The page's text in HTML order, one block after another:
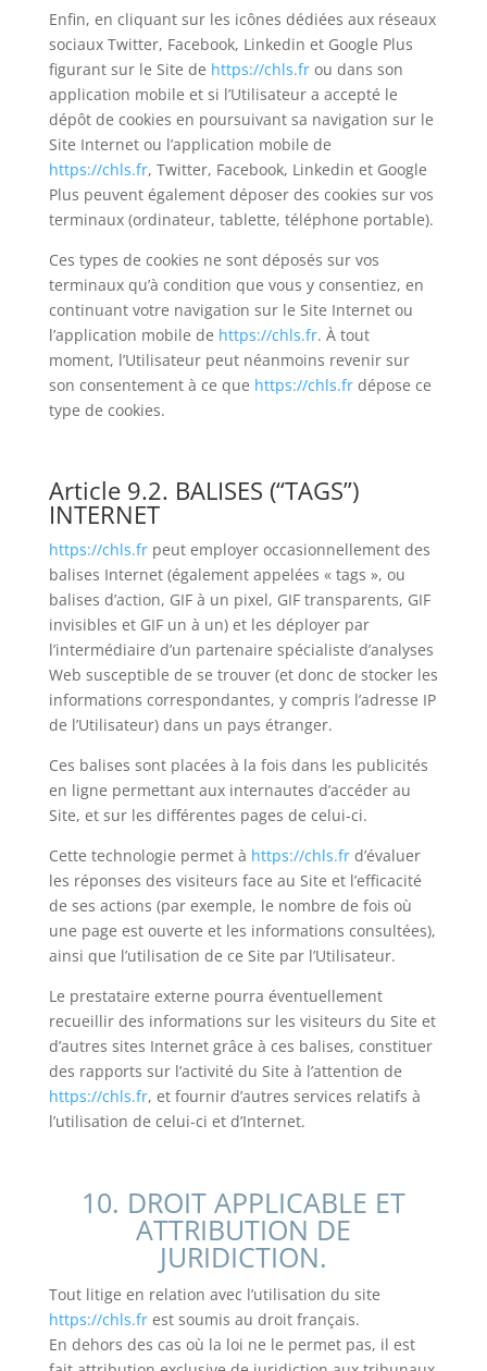
Enfin, en cliquant sur les icônes dédiées aux réseaux
sociaux Twitter, Facebook, Linkedin et Google Plus
figurant sur le Site de https://chls.frou dans son
application mobile et si l’Utilisateur a accepté le
dépôt de cookies en poursuivant sa navigation sur le
Site Internet ou l’application mobile de
https://chls.fr, Twitter, Facebook, Linkedin et Google
Plus peuvent également déposer des cookies sur vos
terminaux (ordinateur, tablette, téléphone portable).
Ces types de cookies ne sont déposés sur vos
terminaux qu’à condition que vous y consentiez, en
continuant votre navigation sur le Site Internet ou
l’application mobile de https://chls.fr. À tout
moment, l’Utilisateur peut néanmoins revenir sur
son consentement à ce que https://chls.frdépose ce
type de cookies.
Article 9.2. BALISES (“TAGS”)
INTERNET
https://chls.frpeut employer occasionnellement des
balises Internet (également appelées « tags », ou
balises d’action, GIF à un pixel, GIF transparents, GIF
invisibles et GIF un à un) et les déployer par
l’intermédiaire d’un partenaire spécialiste d’analyses
Web susceptible de se trouver (et donc de stocker les
informations correspondantes, y compris l’adresse IP
de l’Utilisateur) dans un pays étranger.
Ces balises sont placées à la fois dans les publicités
en ligne permettant aux internautes d’accéder au
Site, et sur les différentes pages de celui-ci.
Cette technologie permet à https://chls.frd’évaluer
les réponses des visiteurs face au Site et l’efficacité
de ses actions (par exemple, le nombre de fois où
une page est ouverte et les informations consultées),
ainsi que l’utilisation de ce Site par l’Utilisateur.
Le prestataire externe pourra éventuellement
recueillir des informations sur les visiteurs du Site et
d’autres sites Internet grâce à ces balises, constituer
des rapports sur l’activité du Site à l’attention de
https://chls.fr, et fournir d’autres services relatifs à
l’utilisation de celui-ci et d’Internet.
10. DROIT APPLICABLE ET
ATTRIBUTION DE
JURIDICTION.
Tout litige en relation avec l’utilisation du site
https://chls.frest soumis au droit français.
En dehors des cas où la loi ne le permet pas, il est